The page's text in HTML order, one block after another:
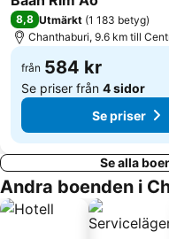
8,8 Utmärkt (1 183 betyg)
Chanthaburi, 9.6 km till
från 584 kr
Se priser från 4 sidor
Se priser
Se alla
Andra boenden i